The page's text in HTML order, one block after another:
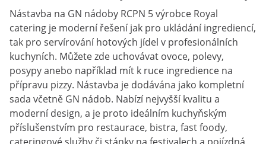
Nástavba na GN nádoby RCPN 5 výrobce Royal
catering je moderní řešení jak pro ukládání ingrediencí,
tak pro servírování hotových jídel v profesionálních
kuchyních. Můžete zde uchovávat ovoce, polevy,
posypy anebo například mít k ruce ingredience na
přípravu pizzy. Nástavba je dodávána jako kompletní
sada včetně GN nádob. Nabízí nejvyšší kvalitu a
moderní design, a je proto ideálním kuchyňským
příslušenstvím pro restaurace, bistra, fast foody,